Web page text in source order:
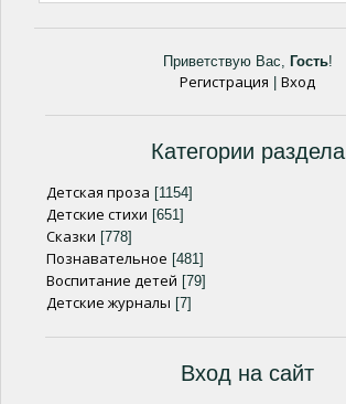
Приветствую Вас, Гость!
Регистрация Вход
Категории раздела
Детская проза [1154]
Детские стихи [651]
Сказки [778]
Познавательное [481]
Воспитание детей [79]
Детские журналы [7]
Вход на сайт